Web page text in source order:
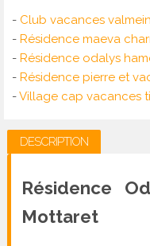
- Club vacances
- Résidence maeva
- Résidence odalys
- Résidence pierre et
-Village cap vacances
DESCRIPTION
Résidence
Mottaret